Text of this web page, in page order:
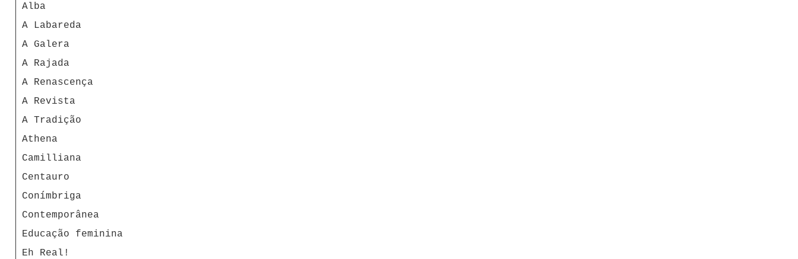
Alba
A Labareda
A Galera
A Rajada
A Renascença
A Revista
A Tradição
Athena
Camilliana
Centauro
Conímbriga
Contemporânea
Educação feminina
Eh Real!